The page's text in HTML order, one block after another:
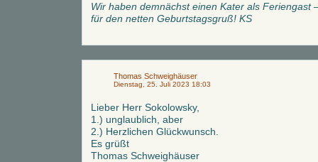
Wir haben demnächst einen Kater als Feriengast
für den netten Geburtstagsgruß! KS
Thomas Schweighäuser
Dienstag, 25. Juli 2023 18:03
Lieber Herr Sokolowsky,
1.) unglaublich, aber
2.) Herzlichen Glückwunsch.
Es grüßt
Thomas Schweighäuser